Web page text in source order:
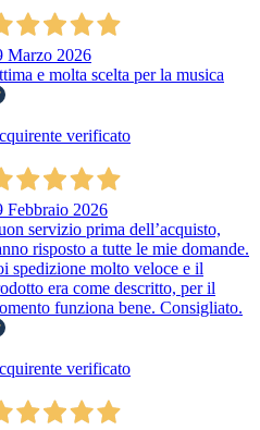
Marzo 2026
e molta scelta per la musica
verificato
Febbraio 2026
servizio prima dell’acquisto,
risposto a tutte le mie domande.
spedizione molto veloce e il
era come descritto, per il
funziona bene. Consigliato.
verificato